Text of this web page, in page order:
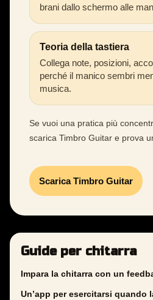
brani dallo schermo alle
Teoria della tastiera
Collega note, posizioni,
perché il manico sembri
musica.
Se vuoi una pratica più
scarica Timbro Guitar e prova
Scarica Timbro Guitar
Guide per chitarra
Impara la chitarra con un
Un’app per esercitarsi quando